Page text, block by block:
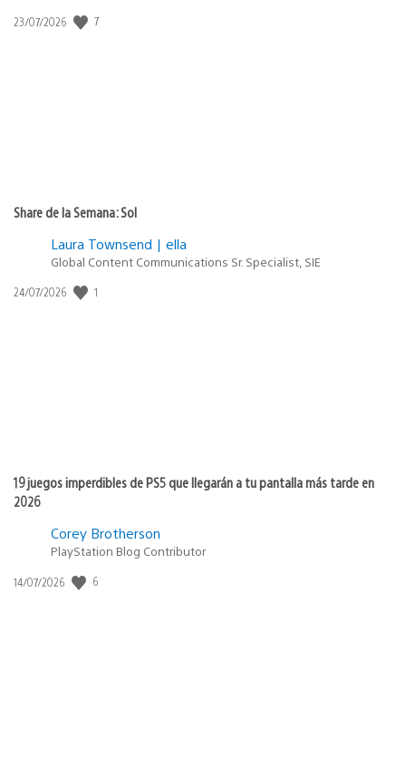
Fecha
23/07/2026 7
Share de la Semana: Sol
Laura Townsend | ella
Global Content Communications Sr. Specialist, SIE
Fecha
24/07/2026 1
19 juegos imperdibles de PS5 que llegarán a tu pantalla más tarde en
2026
Corey Brotherson
PlayStation Blog Contributor
Fecha
14/07/2026 6